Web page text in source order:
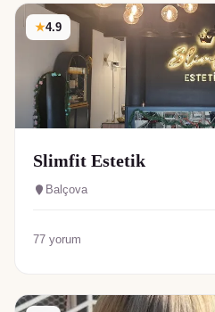
★4.9
Slimfit Estetik
Balçova
77 yorum